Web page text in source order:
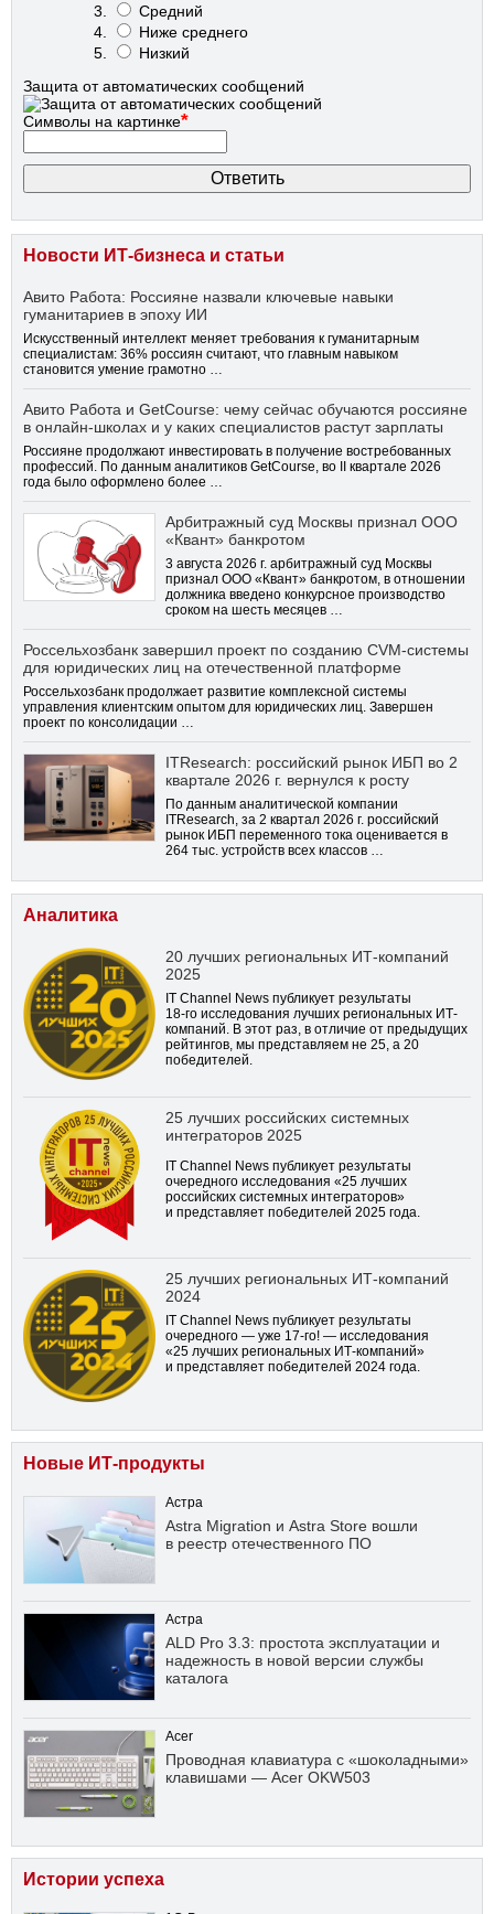
Средний
Ниже среднего
Низкий
Защита от автоматических сообщений
Символы на картинке*
Новости ИТ-бизнеса и статьи
Авито Работа: Россияне назвали ключевые навыки
гуманитариев в эпоху ИИ
Искусственный интеллект меняет требования к гуманитарным
специалистам: 36% россиян считают, что главным навыком
становится умение грамотно …
Авито Работа и GetCourse: чему сейчас обучаются россияне
в онлайн-школах и у каких специалистов растут зарплаты
Россияне продолжают инвестировать в получение востребованных
профессий. По данным аналитиков GetCourse, во II квартале 2026
года было оформлено более …
Арбитражный суд Москвы признал ООО
«Квант» банкротом
3 августа 2026 г. арбитражный суд Москвы
признал ООО «Квант» банкротом, в отношении
должника введено конкурсное производство
сроком на шесть месяцев …
Россельхозбанк завершил проект по созданию CVM-системы
для юридических лиц на отечественной платформе
Россельхозбанк продолжает развитие комплексной системы
управления клиентским опытом для юридических лиц. Завершен
проект по консолидации …
ITResearch: российский рынок ИБП во 2
квартале 2026 г. вернулся к росту
По данным аналитической компании
ITResearch, за 2 квартал 2026 г. российский
рынок ИБП переменного тока оценивается в
264 тыс. устройств всех классов …
Аналитика
20 лучших региональных ИТ-компаний
2025
IT Channel News публикует результаты
18-го исследования лучших региональных ИТ-
компаний. В этот раз, в отличие от предыдущих
рейтингов, мы представляем не 25, а 20
победителей.
25 лучших российских системных
интеграторов 2025
IT Channel News публикует результаты
очередного исследования «25 лучших
российских системных интеграторов»
и представляет победителей 2025 года.
25 лучших региональных ИТ-компаний
2024
IT Channel News публикует результаты
очередного — уже 17-го! — исследования
«25 лучших региональных ИТ-компаний»
и представляет победителей 2024 года.
Новые ИТ-продукты
Астра
Astra Migration и Astra Store вошли
в реестр отечественного ПО
Астра
ALD Pro 3.3: простота эксплуатации и
надежность в новой версии службы
каталога
Acer
Проводная клавиатура с «шоколадными»
клавишами — Acer OKW503
Истории успеха